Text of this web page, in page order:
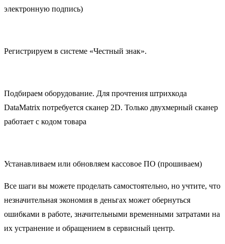
электронную подпись)
Регистрируем в системе «Честный знак».
Подбираем оборудование. Для прочтения штрихкода
DataMatrix потребуется сканер 2D. Только двухмерный сканер
работает с кодом товара
Устанавливаем или обновляем кассовое ПО (прошиваем)
Все шаги вы можете проделать самостоятельно, но учтите, что
незначительная экономия в деньгах может обернуться
ошибками в работе, значительными временными затратами на
их устранение и обращением в сервисный центр.